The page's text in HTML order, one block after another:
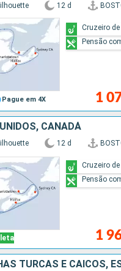
Pague em 4X
12 d
1
Cruzeiro
Pensão
CANADÁ
12 d
1
Cruzeiro
Pensão